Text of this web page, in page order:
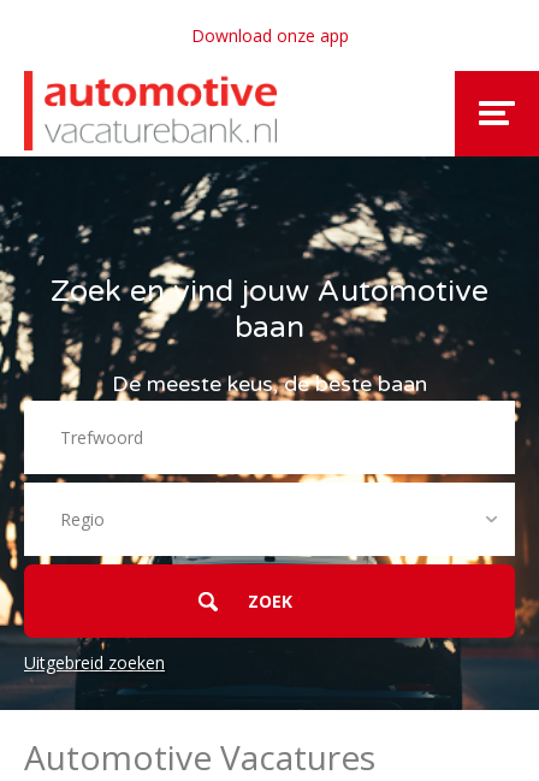
Download onze app
Zoek en vind jouw Automotive
baan
De meeste keus, de beste baan
Uitgebreid zoeken
Automotive Vacatures